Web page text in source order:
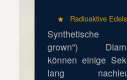
Radioaktive
Synthetische
grown")
können einige
lang